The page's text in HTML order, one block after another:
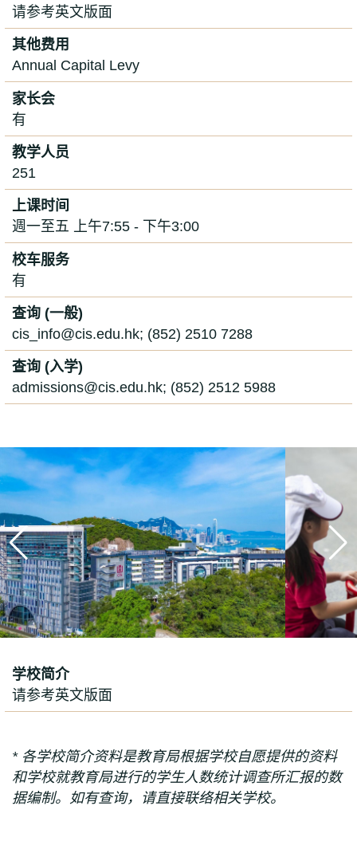
请参考英文版面
其他费用
Annual Capital Levy
家长会
有
教学人员
251
上课时间
週一至五 上午7:55 - 下午3:00
校车服务
有
查询 (一般)
cis_info@cis.edu.hk; (852) 2510 7288
查询 (入学)
admissions@cis.edu.hk; (852) 2512 5988
学校简介
请参考英文版面
* 各学校简介资料是教育局根据学校自愿提供的资料
和学校就教育局进行的学生人数统计调查所汇报的数
据编制。如有查询，请直接联络相关学校。